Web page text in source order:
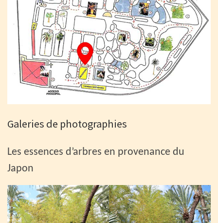
Galeries de photographies
Les essences d’arbres en provenance du
Japon